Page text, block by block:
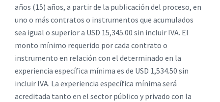
años (15) años, a partir de la publicación del proceso, en
uno o más contratos o instrumentos que acumulados
sea igual o superior a USD 15,345.00 sin incluir IVA. El
monto mínimo requerido por cada contrato o
instrumento en relación con el determinado en la
experiencia específica mínima es de USD 1,534.50 sin
incluir IVA. La experiencia específica mínima será
acreditada tanto en el sector público y privado con la